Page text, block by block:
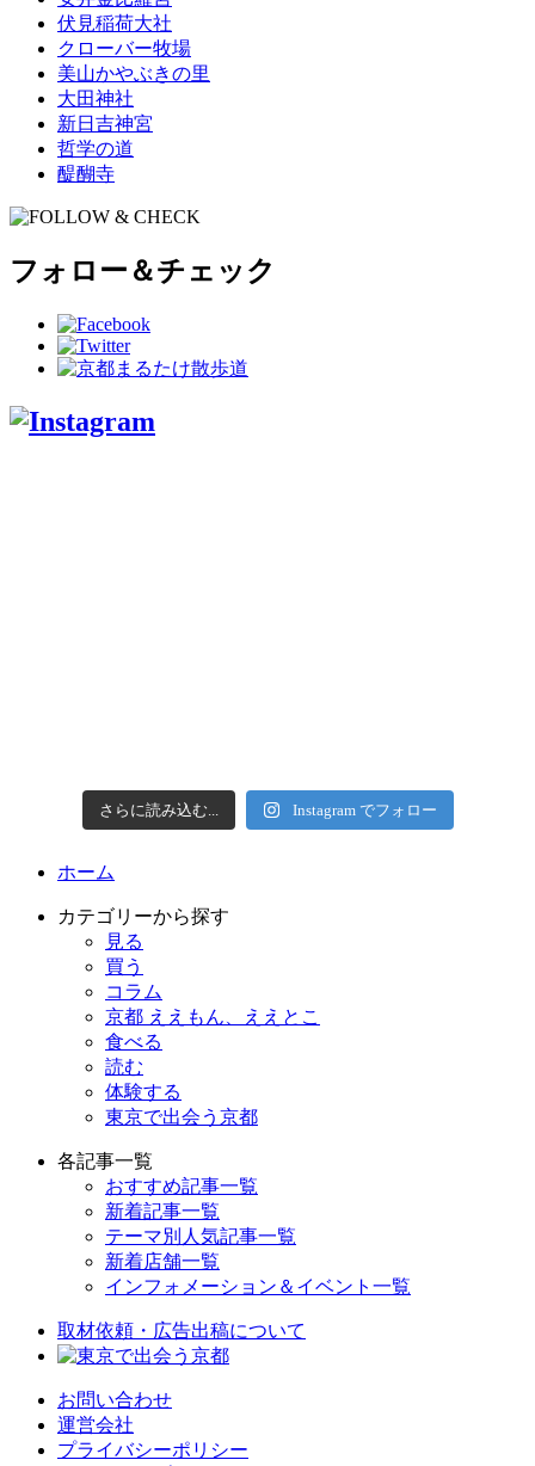
伏見稲荷大社
クローバー牧場
美山かやぶきの里
大田神社
新日吉神宮
哲学の道
醍醐寺
フォロー＆チェック
さらに読み込む... Instagram でフォロー
ホーム
カテゴリーから探す
見る
買う
コラム
京都 ええもん、ええとこ
食べる
読む
体験する
東京で出会う京都
各記事一覧
おすすめ記事一覧
新着記事一覧
テーマ別人気記事一覧
新着店舗一覧
インフォメーション＆イベント一覧
取材依頼・広告出稿について
お問い合わせ
運営会社
プライバシーポリシー